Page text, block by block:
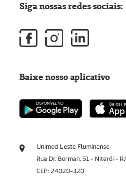
Unimed Leste Fluminense
Rua Dr. Borman, 51 - Niterói - RJ
CEP: 24020-320
Siga nossas redes sociais:
Baixe nosso aplicativo